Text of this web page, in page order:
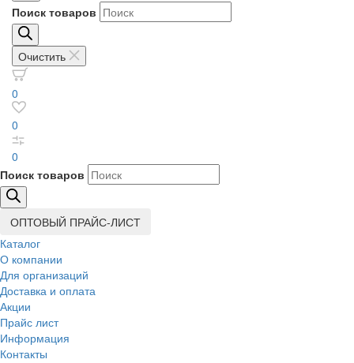
Поиск товаров
Очистить
0
0
0
Поиск товаров
ОПТОВЫЙ ПРАЙС-ЛИСТ
Каталог
О компании
Для организаций
Доставка и оплата
Акции
Прайс лист
Информация
Контакты